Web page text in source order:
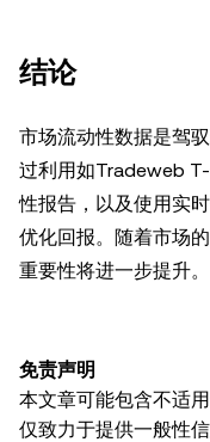
结论
市场流动性数据是驾
过利用如Tradeweb
性报告，以及使用实
优化回报。随着市场
重要性将进一步提升。
免责声明
本文章可能包含不适
仅致力于提供一般性